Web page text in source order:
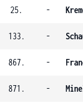
25. -
133. -
867. -
871. -